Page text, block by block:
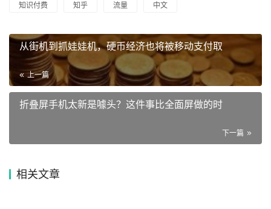
知识付费 知乎 流量 中文
从街机到抓娃娃机，硬币经济也将被移动支付取
上一篇
折叠屏手机太新是噱头？这件事比全面屏做的时
下一篇
相关文章